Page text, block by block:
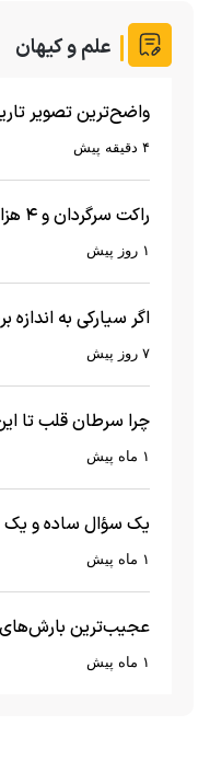
علم و کیهان
واضح‌ترین تصویر
۴ دقیقه پیش
هشت هزار و ۶۹۰ کیلومتر در ساعت به ماه برخورد کرد۱ روز پیش
اگر سیارکی به
چه اتفاقی می‌افتد؟
۷ روز پیش
چرا سرطان قلب تا
عجیبی که در بدن۱ ماه پیش
یک سؤال ساده و یک
بیگ‌بنگ و آغاز۱ ماه پیش
عجیب‌ترین بارش‌های
گران‌قیمت تا بارش۱ ماه پیش